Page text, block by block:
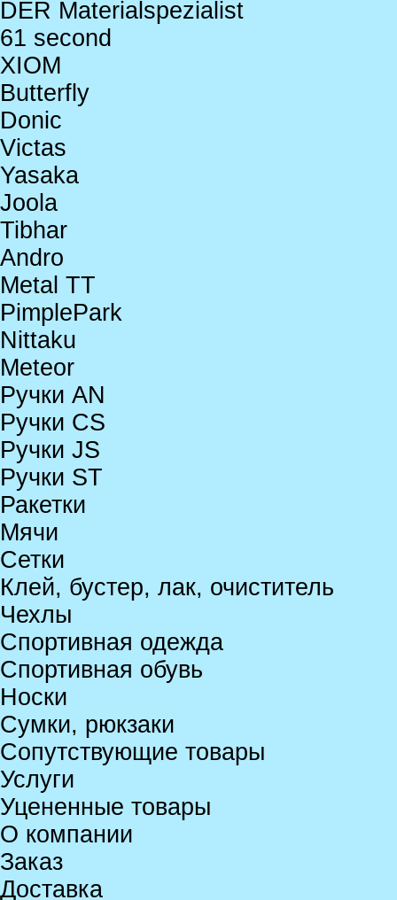
DER Materialspezialist
61 second
XIOM
Butterfly
Donic
Victas
Yasaka
Joola
Tibhar
Andro
Metal TT
PimplePark
Nittaku
Meteor
Ручки AN
Ручки CS
Ручки JS
Ручки ST
Ракетки
Мячи
Сетки
Клей, бустер, лак, очиститель
Чехлы
Спортивная одежда
Спортивная обувь
Носки
Сумки, рюкзаки
Сопутствующие товары
Услуги
Уцененные товары
О компании
Заказ
Доставка